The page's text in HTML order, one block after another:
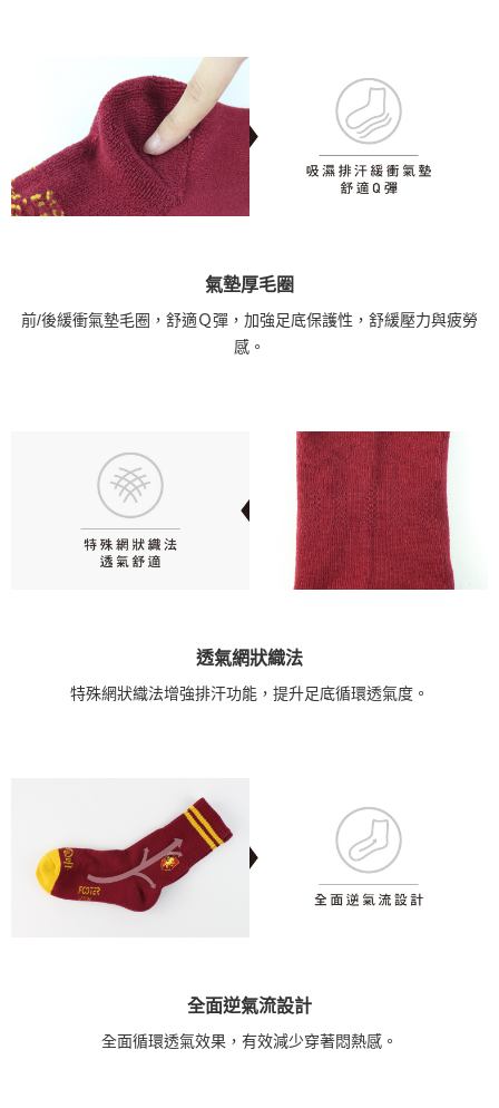
氣墊厚毛圈
前/後緩衝氣墊毛圈，舒適Ｑ彈，加強足底保護性，舒緩壓力與疲勞
感。
透氣網狀織法
特殊網狀織法增強排汗功能，提升足底循環透氣度。
全面逆氣流設計
全面循環透氣效果，有效減少穿著悶熱感。